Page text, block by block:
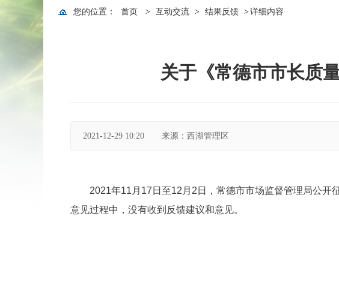
您的位置： 首页 > 互动交流 > 结果反馈 >详细内容
关于《常德市市长质
2021-12-29 10:20 来源：西湖管理区
2021年11月17日至12月2日，常德市市场监督管理局公
意见过程中，没有收到反馈建议和意见。